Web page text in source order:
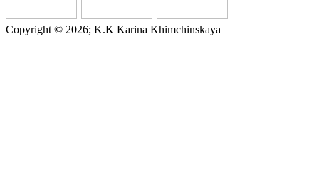
Copyright © 2026; K.K Karina Khimchinskaya